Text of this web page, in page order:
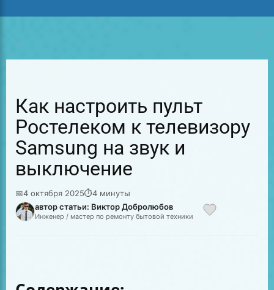
Как настроить пульт
Ростелеком к телевизору
Samsung на звук и
выключение
📅4 октября 2025⏱4 минуты
автор статьи: Виктор Добролюбов
Инженер / мастер по ремонту бытовой техники